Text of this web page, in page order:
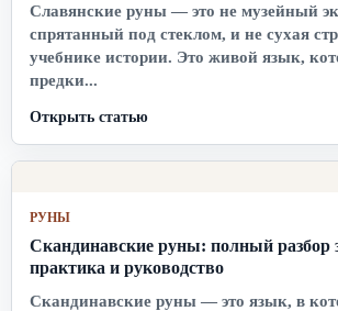
Славянские руны — это не музейный
спрятанный под стеклом, и не сухая
учебнике истории. Это живой язык,
предки...
Открыть статью
РУНЫ
Скандинавские руны: полный разбор
практика и руководство
Скандинавские руны — это язык, в